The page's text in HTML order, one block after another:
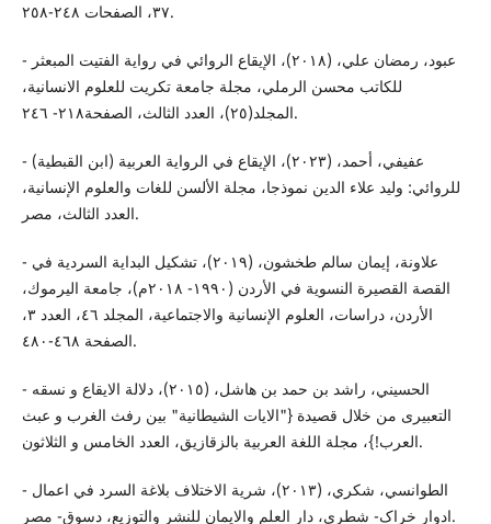
٣٧، الصفحات ٢٤٨-٢٥٨.
- عبود، رمضان علي، (۲۰۱٨)، الإيقاع الروائي في رواية الفتيت المبعثر
للكاتب محسن الرملي، مجلة جامعة تكريت للعلوم الانسانية،
المجلد(٢٥)، العدد الثالث، الصفحة۲۱٨- ۲٤٦.
- عفیفي، أحمد، (۲۰۲۳)، الإيقاع في الرواية العربية (ابن القبطية)
للروائي: وليد علاء الدين نموذجا، مجلة الألسن للغات والعلوم الإنسانية،
العدد الثالث، مصر.
- علاونة، إيمان سالم طخشون، (٢٠١٩)، تشكيل البداية السردية في
القصة القصيرة النسوية في الأردن (١٩٩٠- ٢٠١٨م)، جامعة اليرموك،
الأردن، دراسات، العلوم الإنسانية والاجتماعية، المجلد ٤٦، العدد ٣،
الصفحة ٤٦٨-٤٨٠.
- الحسیني، راشد بن حمد بن هاشل، (٢٠١٥)، دلالة الایقاع و نسقە
التعبیری من خلال قصیدة ‌{"الایات الشیطانیة" بین رفث الغرب و عبث
العرب!}، مجلة اللغة العربیة بالزقازیق، العدد الخامس و الثلاثون.
- الطوانسي، شکري، (٢٠١٣)، شریة الاختلاف بلاغة السرد في اعمال
ادوار خراک- شطري، دار العلم والایمان للنشر والتوزیع، دسوق- مصر.